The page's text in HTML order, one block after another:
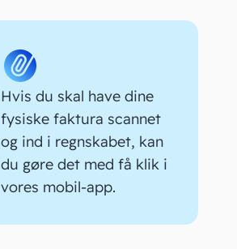
Hvis du skal have dine
fysiske faktura scannet
og ind i regnskabet, kan
du gøre det med få klik i
vores mobil-app.